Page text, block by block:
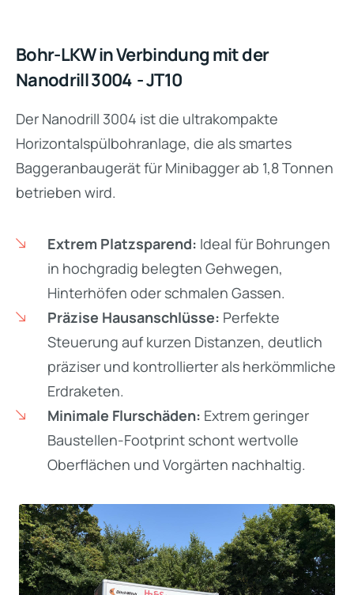
Bohr-LKW in Verbindung mit der
Nanodrill 3004 - JT10
Der Nanodrill 3004 ist die ultrakompakte
Horizontalspülbohranlage, die als smartes
Baggeranbaugerät für Minibagger ab 1,8 Tonnen
betrieben wird.
Extrem Platzsparend: Ideal für Bohrungen
in hochgradig belegten Gehwegen,
Hinterhöfen oder schmalen Gassen.
Präzise Hausanschlüsse: Perfekte
Steuerung auf kurzen Distanzen, deutlich
präziser und kontrollierter als herkömmliche
Erdraketen.
Minimale Flurschäden: Extrem geringer
Baustellen-Footprint schont wertvolle
Oberflächen und Vorgärten nachhaltig.